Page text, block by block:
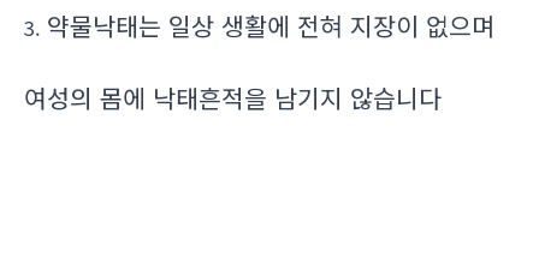
3. 약물낙태는 일상 생활에 전혀 지장이 없으며
여성의 몸에 낙태흔적을 남기지 않습니다